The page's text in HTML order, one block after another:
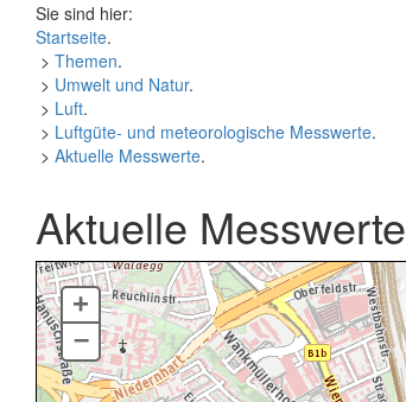
Sie sind hier:
Startseite.
> Themen.
> Umwelt und Natur.
> Luft.
> Luftgüte- und meteorologische Messwerte.
> Aktuelle Messwerte.
Aktuelle Messwerte
+
–